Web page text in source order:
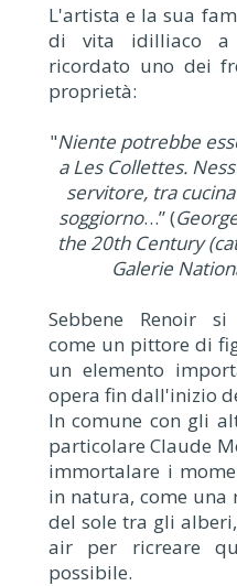
L'artista e la sua
di vita idilliaco a
ricordato uno dei
proprietà:
"Niente potrebbe
a Les Collettes.
servitore, tra
soggiorno…” (
the 20th Century
Galerie
Sebbene Renoir
come un pittore di
un elemento
opera fin dall'inizio
In comune con gli
particolare Claude
immortalare i
in natura, come una
del sole tra gli
air per ricreare
possibile.